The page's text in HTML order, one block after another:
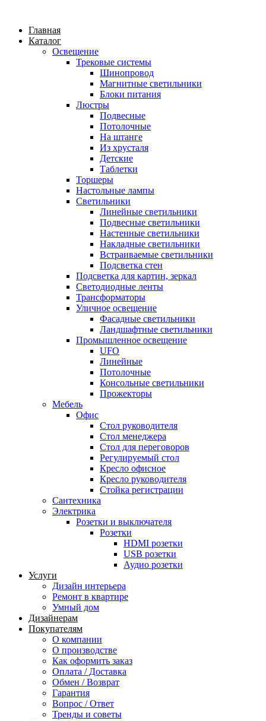
Главная
Каталог
Освещение
Трековые системы
Шинопровод
Магнитные светильники
Блоки питания
Люстры
Подвесные
Потолочные
На штанге
Из хрусталя
Детские
Таблетки
Торшеры
Настольные лампы
Светильники
Линейные светильники
Подвесные светильники
Настенные светильники
Накладные светильники
Встраиваемые светильники
Подсветка стен
Подсветка для картин, зеркал
Светодиодные ленты
Трансформаторы
Уличное освещение
Фасадные светильники
Ландшафтные светильники
Промышленное освещение
UFO
Линейные
Потолочные
Консольные светильники
Прожекторы
Мебель
Офис
Стол руководителя
Стол менеджера
Стол для переговоров
Регулируемый стол
Кресло офисное
Кресло руководителя
Стойка регистрации
Сантехника
Электрика
Розетки и выключателя
Розетки
HDMI розетки
USB розетки
Аудио розетки
Услуги
Дизайн интерьера
Ремонт в квартире
Умный дом
Дизайнерам
Покупателям
О компании
О производстве
Как оформить заказ
Оплата / Доставка
Обмен / Возврат
Гарантия
Вопрос / Ответ
Тренды и советы